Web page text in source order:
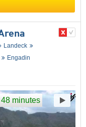
Landeck
Engadin
minutes